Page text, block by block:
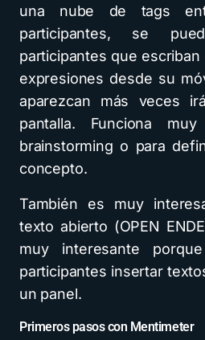
una nube de tags
participantes, se
participantes que escriban
expresiones desde su
aparezcan más veces
pantalla. Funciona
brainstorming o para
concepto.
También es muy
texto abierto (OPEN
muy interesante
participantes insertar
un panel.
Primeros pasos con Mentimeter